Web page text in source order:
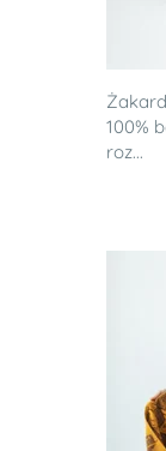
100%
roz...